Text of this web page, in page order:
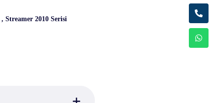
, Streamer 2010 Serisi